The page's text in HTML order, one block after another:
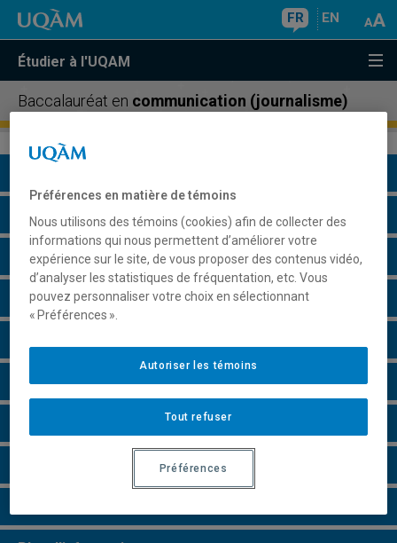
FR EN
Étudier à l'UQAM
Baccalauréat en communication (journalisme)
Conditions d'admission
Cours à suivre et horaires
Grille de cheminement
Perspectives professionnelles
cycles
Remarques et règlements
Préférences en matière de témoins
Nous utilisons des témoins (cookies) afin de collecter des
informations qui nous permettent d’améliorer votre
expérience sur le site, de vous proposer des contenus vidéo,
d’analyser les statistiques de fréquentation, etc. Vous
pouvez personnaliser votre choix en sélectionnant
« Préférences ».
Tout refuser
Autoriser les témoins
Préférences